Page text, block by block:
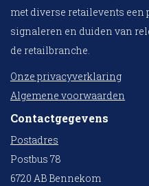
met diverse retailevents een
signaleren en duiden van
de retailbranche.
Onze privacyverklaring
Algemene voorwaarden
Contactgegevens
Postadres
Postbus 78
6720 AB Bennekom